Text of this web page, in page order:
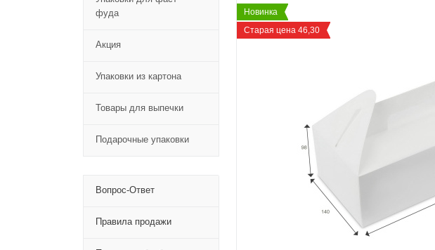
фуда
Акция
Упаковки из картона
Товары для выпечки
Подарочные упаковки
Вопрос-Ответ
Правила продажи
Новинка
Старая цена 46,30